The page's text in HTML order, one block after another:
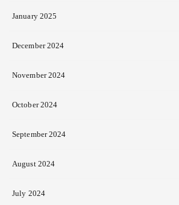
January 2025
December 2024
November 2024
October 2024
September 2024
August 2024
July 2024